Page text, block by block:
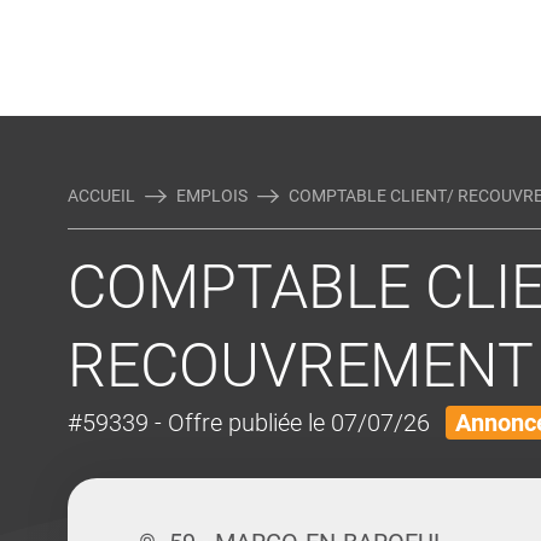
ACCUEIL EMPLOIS COMPTABLE CLIENT/
COMPTABLE
#59339 - Offre publiée le 07/07/26